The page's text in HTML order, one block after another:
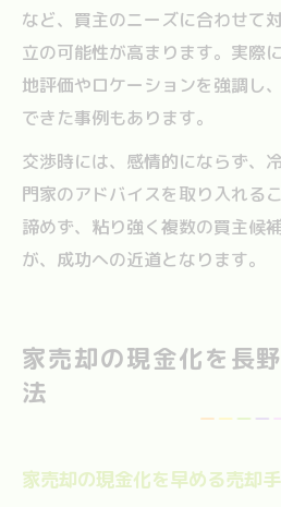
など、買主のニーズに合わせて
立の可能性が高まります。実際
地評価やロケーションを強調し
できた事例もあります。
交渉時には、感情的にならず、
門家のアドバイスを取り入れる
諦めず、粘り強く複数の買主候
が、成功への近道となります。
家売却の現金化を長
法
家売却の現金化を早める売却